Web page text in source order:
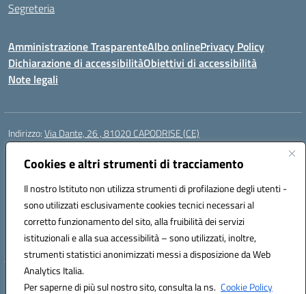
Cookies e altri strumenti di tracciamento
Il nostro Istituto non utilizza strumenti di profilazione degli utenti -
sono utilizzati esclusivamente cookies tecnici necessari al
corretto funzionamento del sito, alla fruibilità dei servizi
istituzionali e alla sua accessibilità – sono utilizzati, inoltre,
strumenti statistici anonimizzati messi a disposizione da Web
Analytics Italia.
Per saperne di più sul nostro sito, consulta la ns. Cookie Policy
Segreteria
Amministrazione TrasparenteAlbo onlinePrivacy Policy
Dichiarazione di accessibilitàObiettivi di accessibilità
Note legali
Indirizzo:Via Dante, 26 , 81020 CAPODRISE (CE)
Centralino:
Posta elettronica certificata (PEC):CEIC83000V@pec.istruzione.it
Codice fiscale: 80103200616
Codice meccanografico:CEIC83000V
Codice Indice delle Pubbliche Amministrazioni (IPA): istsc_ceic83000v
Codice unico di fatturazione (CUF): UFO76N
Hosting & Powered by 3D Solution S.r.l.